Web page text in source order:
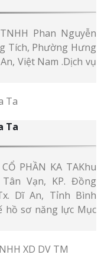
Phan Nguyễn
Tích, Phường Hưng
Việt Nam .Dịch vụ
Ta
PHẦN KA TAKhu
Vạn, KP. Đồng
Dĩ An, Tỉnh Bình
hồ sơ năng lực Mục